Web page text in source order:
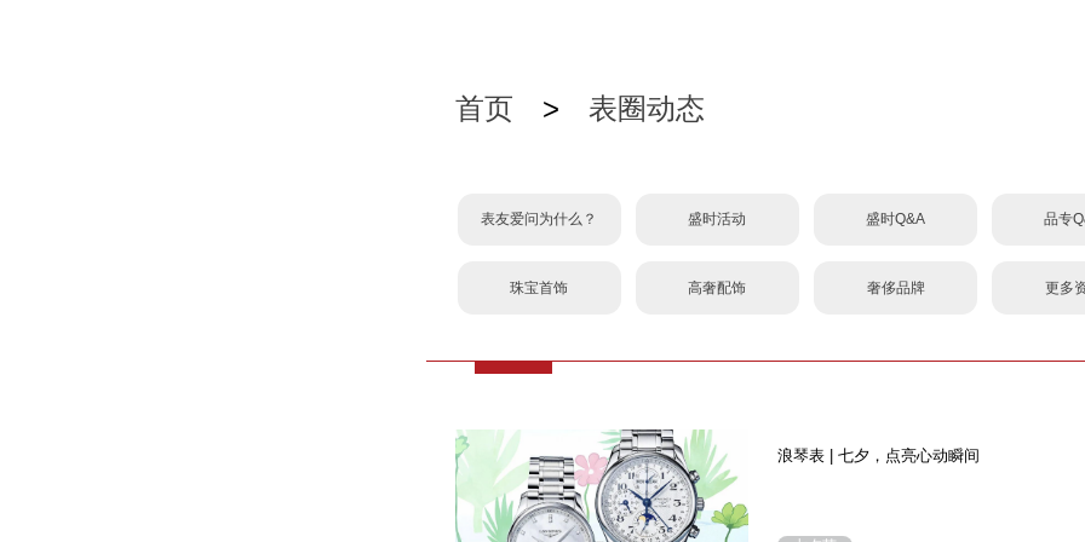
首页 > 表圈动态
表友爱问为什么？ 盛时活动 盛时Q&A 品专
珠宝首饰 高奢配饰 奢侈品牌 更多
浪琴表 | 七夕，点亮心动瞬间